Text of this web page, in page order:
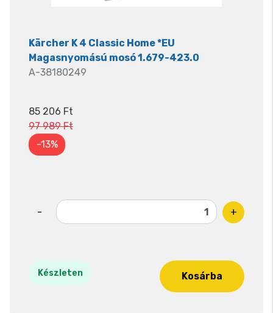
Kärcher K 4 Classic Home *EU
Magasnyomású mosó 1.679-423.0
A-38180249
85 206 Ft
97 989 Ft
-13%
- +
Készleten Kosárba